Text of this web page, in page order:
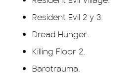
Resident Evil 2 y 3.
Dread Hunger.
Killing Floor 2.
Barotrauma.